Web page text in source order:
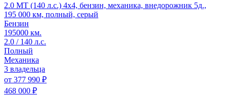
2.0 MT (140 л.с.) 4x4, бензин, механика, внедорожник 5д.,
195 000 км, полный, серый
Бензин
195000 км.
2.0 / 140 л.с.
Полный
Механика
3 владельца
от 377 990 ₽
468 000 ₽